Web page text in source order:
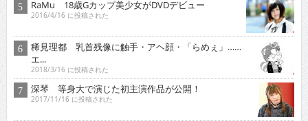
RaMu 18歳Gカップ美少女がDVDデビュー
2016/4/16 に投稿された
稀見理都 乳首残像に触手・アヘ顔・「らめぇ」……
エ...
2018/3/16 に投稿された
深琴 等身大で演じた初主演作品が公開！
2017/11/16 に投稿された